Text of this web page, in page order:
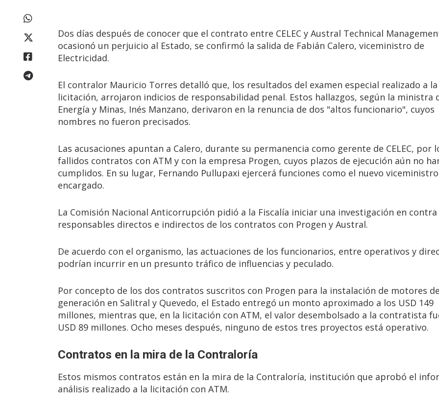
Dos días después de conocer que el contrato entre CELEC y Austral Technical
ocasionó un perjuicio al Estado, se confirmó la salida de Fabián Calero, viceministro de
Electricidad.
El contralor Mauricio Torres detalló que, los resultados del examen especial realizado a la
licitación, arrojaron indicios de responsabilidad penal. Estos hallazgos, según la ministra
Energía y Minas, Inés Manzano, derivaron en la renuncia de dos "altos funcionario", cuyos
nombres no fueron precisados.
Las acusaciones apuntan a Calero, durante su permanencia como gerente de CELEC, por
fallidos contratos con ATM y con la empresa Progen, cuyos plazos de ejecución aún no
cumplidos. En su lugar, Fernando Pullupaxi ejercerá funciones como el nuevo viceministro
encargado.
La Comisión Nacional Anticorrupción pidió a la Fiscalía iniciar una investigación en contra
responsables directos e indirectos de los contratos con Progen y Austral.
De acuerdo con el organismo, las actuaciones de los funcionarios, entre operativos y
podrían incurrir en un presunto tráfico de influencias y peculado.
Por concepto de los dos contratos suscritos con Progen para la instalación de motores de
generación en Salitral y Quevedo, el Estado entregó un monto aproximado a los USD 149
millones, mientras que, en la licitación con ATM, el valor desembolsado a la contratista
USD 89 millones. Ocho meses después, ninguno de estos tres proyectos está operativo.
Contratos en la mira de la Contraloría
Estos mismos contratos están en la mira de la Contraloría, institución que aprobó el
análisis realizado a la licitación con ATM.